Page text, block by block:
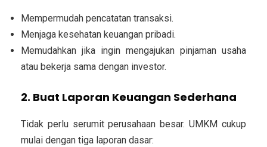
Mempermudah pencatatan transaksi.
Menjaga kesehatan keuangan pribadi.
Memudahkan jika ingin mengajukan pinjaman usaha
atau bekerja sama dengan investor.
2. Buat Laporan Keuangan Sederhana
Tidak perlu serumit perusahaan besar. UMKM cukup
mulai dengan tiga laporan dasar: